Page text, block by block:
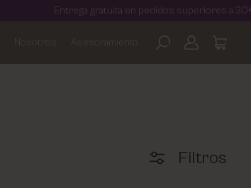
Entrega gratuita en pedidos superiores a 30€
Nosotros Asesoramiento
Filtros